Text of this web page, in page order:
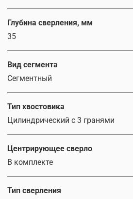
Глубина сверления, мм
35
Вид сегмента
Сегментный
Тип хвостовика
Цилиндрический c 3 гранями
Центрирующее сверло
В комплекте
Тип сверления